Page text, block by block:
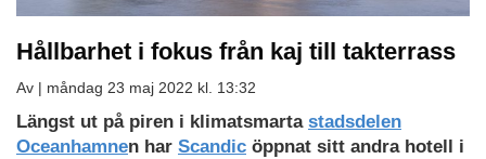
Hållbarhet i fokus från kaj till takterrass
Av | måndag 23 maj 2022 kl. 13:32
Längst ut på piren i klimatsmarta stadsdelen
Oceanhamnen har Scandic öppnat sitt andra hotell i